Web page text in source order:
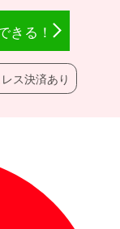
ス決済あり
きる！